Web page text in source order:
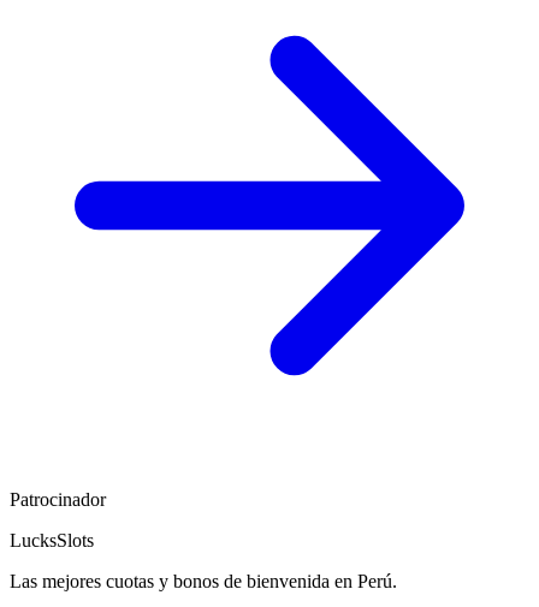
Patrocinador
LucksSlots
Las mejores cuotas y bonos de bienvenida en Perú.